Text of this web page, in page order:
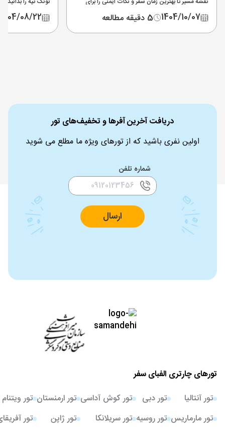
تجربه اوج هیجان در تور ترکیه اینجا بخوانید.
1404/10/07 5 دقیقه مطالعه
۲۰۲۵ و (هشدار مهم) وضعیت تله کابین تونک تپه.
1404/08/22
دریافت آخرین آفرها و تخفیف‌های تور
اولین نفری باشید که از تورهای ویژه ما مطلع می شوید
شماره تلفن
ارسال
تورهای چارتری الفبای سفر
تور آنتالیا
تور مارماریس
تور دبی
تور روسیه
تور کوش آداسی
تور سریلانکا
تور ارمنستان
تور ژاپن
تور ویتنام
تور